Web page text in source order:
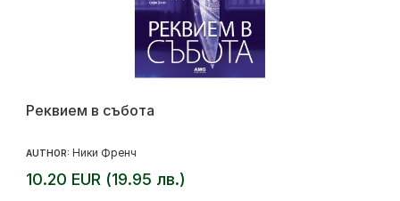
Реквием в събота
AUTHOR: Ники Френч
10.20 EUR (19.95 лв.)